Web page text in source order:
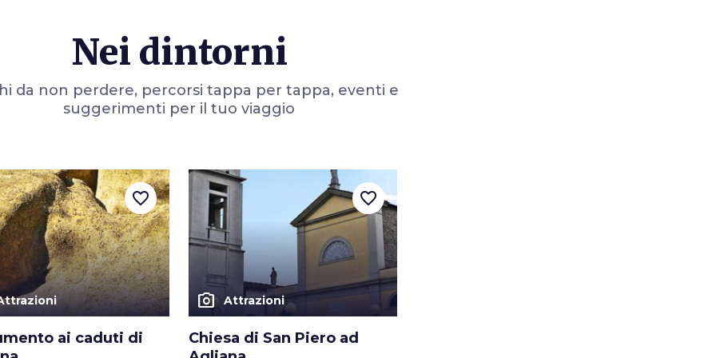
Nei dintorni
da non perdere, percorsi tappa per tappa, eventi e
suggerimenti per il tuo viaggio
ai caduti di
favorite_border
photo_camera Attrazioni
Chiesa di San Piero ad
favorite_border